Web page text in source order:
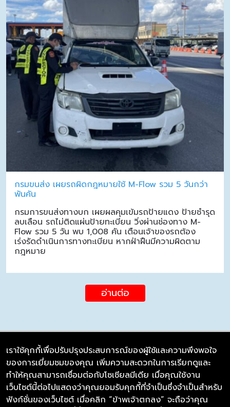
กรมขนส่ง เผยรถผิดกฎหมายใช้ M-Flow รวม 5 วันกว่า
พันคัน
กรมการขนส่งทางบก เผยผลคุมเข้มรถป้ายแดง ป้ายชำรุด
ลบเลือน รถไม่ติดแผ่นป้ายทะเบียน วิ่งผ่านช่องทาง M-
Flow รวม 5 วัน พบ 1,008 คัน เตือนเจ้าของรถต้อง
เร่งรัดดำเนินการทางทะเบียน หากฝ่าฝืนมีความผิดตาม
กฎหมาย
อ่านต่อ
บริษัท ซิมลิงค์ จำกัด
98/226 Bangrakyai-Baanmai Road,
Bangyai, Nonthaburi 11140
เราใช้คุกกี้เพื่อปรับปรุงประสบการณ์ของผู้ใช้และความพึงพอใจ
ของการเยี่ยมชมของคุณ เพิ่มความสะดวกในการเรียกดูและ
ทำให้คุณสามารถเชื่อมต่อกับโซเชียลมีเดีย เมื่อคุณใช้งาน
เว็บไซต์นี้ต่อไปแสดงว่าคุณยอมรับคุกกี้ที่จำเป็นซึ่งจำเป็นสำหรับ
ฟังก์ชั่นของเว็บไซต์ เมื่อคลิก “ข้าพเจ้าตกลง” จะถือว่าคุณ